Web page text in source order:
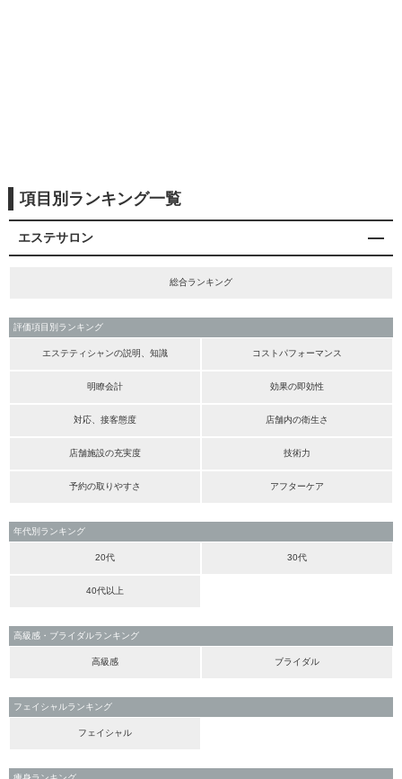
項目別ランキング一覧
エステサロン
総合ランキング
評価項目別ランキング
エステティシャンの説明、知識 コストパフォーマンス
明瞭会計 効果の即効性
対応、接客態度 店舗内の衛生さ
店舗施設の充実度 技術力
予約の取りやすさ アフターケア
年代別ランキング
20代 30代
40代以上
高級感・ブライダルランキング
高級感 ブライダル
フェイシャルランキング
フェイシャル